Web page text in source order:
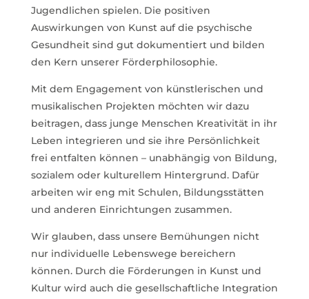
Jugendlichen spielen. Die positiven
Auswirkungen von Kunst auf die psychische
Gesundheit sind gut dokumentiert und bilden
den Kern unserer Förderphilosophie.
Mit dem Engagement von künstlerischen und
musikalischen Projekten möchten wir dazu
beitragen, dass junge Menschen Kreativität in ihr
Leben integrieren und sie ihre Persönlichkeit
frei entfalten können – unabhängig von Bildung,
sozialem oder kulturellem Hintergrund. Dafür
arbeiten wir eng mit Schulen, Bildungsstätten
und anderen Einrichtungen zusammen.
Wir glauben, dass unsere Bemühungen nicht
nur individuelle Lebenswege bereichern
können. Durch die Förderungen in Kunst und
Kultur wird auch die gesellschaftliche Integration